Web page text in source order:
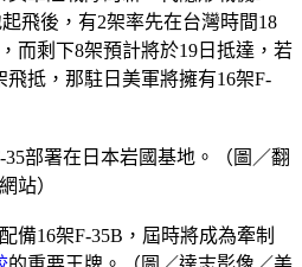
飛後，有2架率先在台灣時間18
而剩下8架預計將於19日抵達，若
抵，那駐日美軍將擁有16架F-
部署在日本岩國基地。（圖／翻
站）
備16架F-35B，屆時將成為牽制